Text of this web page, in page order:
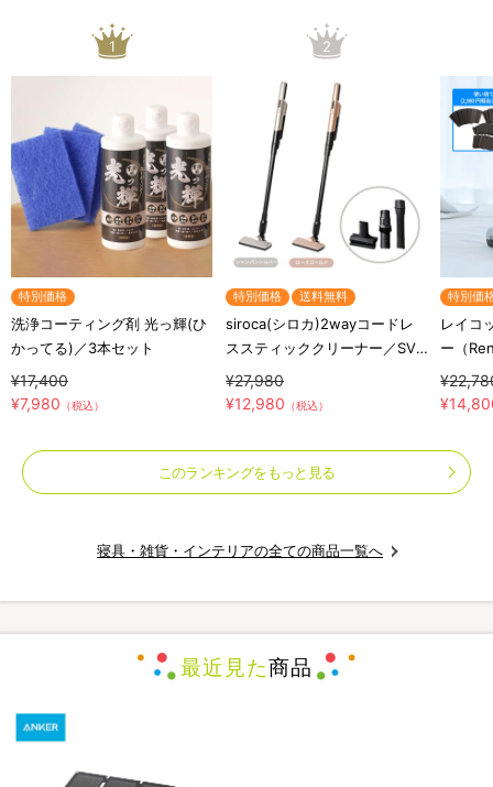
1
特別価格
洗浄コーティング剤 光っ輝(ひ
かってる)／3本セット
¥17,400
¥7,980 （税込）
2
特別価格 送料無料
siroca(シロカ)2wayコードレ
ススティッククリーナー／SV-
S281
¥27,980
¥12,980 （税込）
特別価
レイコ
ー（
量／布
このランキングをもっと見る
寝具・雑貨・インテリアの全ての商品一覧へ
最近見た商品